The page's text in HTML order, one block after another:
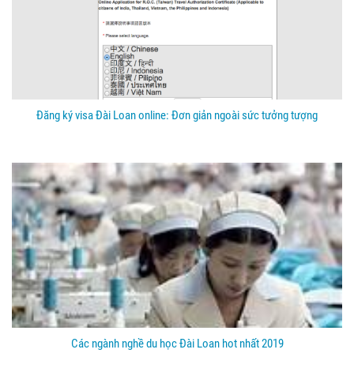
Đăng ký visa Đài Loan online: Đơn giản ngoài sức tưởng tượng
Các ngành nghề du học Đài Loan hot nhất 2019